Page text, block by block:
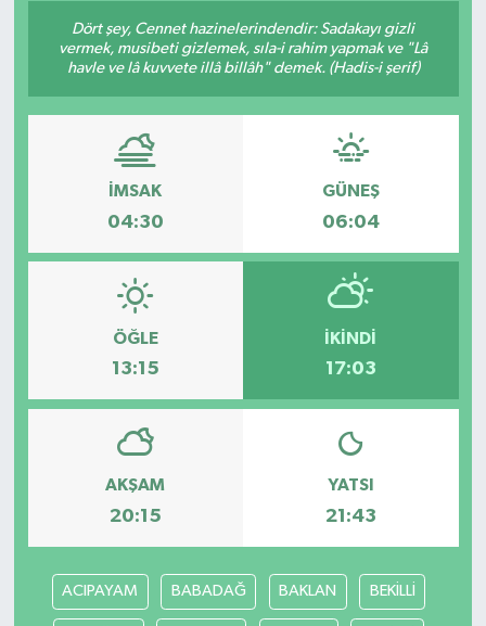
Dört şey, Cennet hazinelerindendir: Sadakayı gizli
vermek, musibeti gizlemek, sıla-i rahim yapmak ve "Lâ
havle ve lâ kuvvete illâ billâh" demek. (Hadis-i şerif)
İMSAK
04:30
GÜNEŞ
06:04
ÖĞLE
13:15
İKINDI
17:03
AKŞAM
20:15
YATSI
21:43
ACIPAYAM BABADAĞ BAKLAN BEKİLLİ
Son Dakika
Teknoloji